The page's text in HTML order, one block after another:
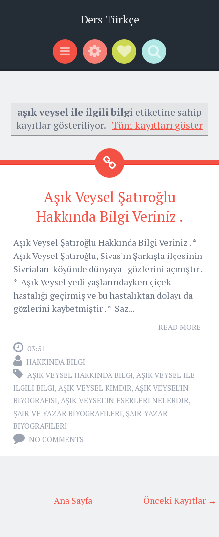
Ders Türkçe
Menu WidgetsSocial Links
Search
aşık veysel ile ilgili bilgi etiketine sahip
kayıtlar gösteriliyor. Tüm kayıtları göster
Aşık Veysel Şatıroğlu
Hakkında Bilgi Veriniz .
Aşık Veysel Şatıroğlu Hakkında Bilgi Veriniz . *
Aşık Veysel Şatıroğlu, Sivas'ın Şarkışla ilçesinin
Sivrialan köyünde dünyaya gözlerini açmıştır .
* Aşık Veysel yedi yaşlarındayken çiçek
hastalığı geçirmiş ve bu hastalıktan dolayı da
gözlerini kaybetmiştir . * Saz...
READ MORE
03:51
HAKKINDA BILGI
AŞIK VEYSEL HAKKINDA BILGI, AŞIK VEYSEL ILE
ILGILI BILGI, AŞIK VEYSEL KIMDIR, AŞIK VEYSEL'IN
BIYOGRAFISI, AŞIK VEYSEL'IN ESERLERI NELERDIR,
ŞAIR VE YAZAR BIYOGRAFILERI, ŞAIR YAZAR
BIYOGRAFILERI
NO COMMENTS
Önceki Kayıtlar →
Ana Sayfa